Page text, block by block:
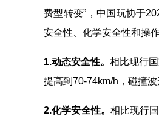
费型转变”，中国玩协于
安全性、化学安全性和操
1.动态安全性。 相比现行
提高到70-74km/h，碰撞
2.化学安全性。 相比现行